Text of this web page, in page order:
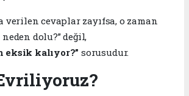
verilen cevaplar zayıfsa, o zaman
neden dolu?” değil,
eksik kalıyor?” sorusudur.